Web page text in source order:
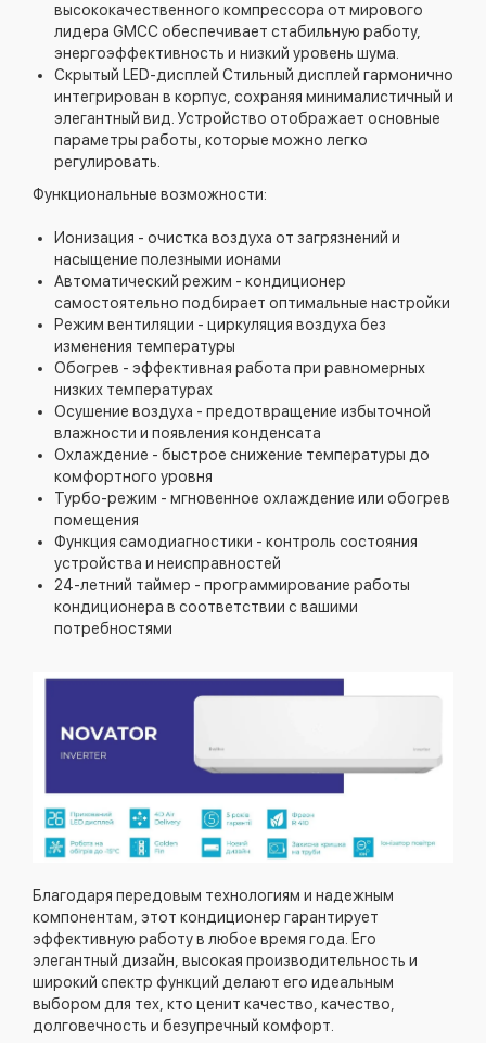
высококачественного компрессора от мирового
лидера GMCC обеспечивает стабильную работу,
энергоэффективность и низкий уровень шума.
Скрытый LED-дисплей Стильный дисплей гармонично
интегрирован в корпус, сохраняя минималистичный и
элегантный вид. Устройство отображает основные
параметры работы, которые можно легко
регулировать.
Функциональные возможности:
Ионизация - очистка воздуха от загрязнений и
насыщение полезными ионами
Автоматический режим - кондиционер
самостоятельно подбирает оптимальные настройки
Режим вентиляции - циркуляция воздуха без
изменения температуры
Обогрев - эффективная работа при равномерных
низких температурах
Осушение воздуха - предотвращение избыточной
влажности и появления конденсата
Охлаждение - быстрое снижение температуры до
комфортного уровня
Турбо-режим - мгновенное охлаждение или обогрев
помещения
Функция самодиагностики - контроль состояния
устройства и неисправностей
24-летний таймер - программирование работы
кондиционера в соответствии с вашими
потребностями
Благодаря передовым технологиям и надежным
компонентам, этот кондиционер гарантирует
эффективную работу в любое время года. Его
элегантный дизайн, высокая производительность и
широкий спектр функций делают его идеальным
выбором для тех, кто ценит качество, качество,
долговечность и безупречный комфорт.